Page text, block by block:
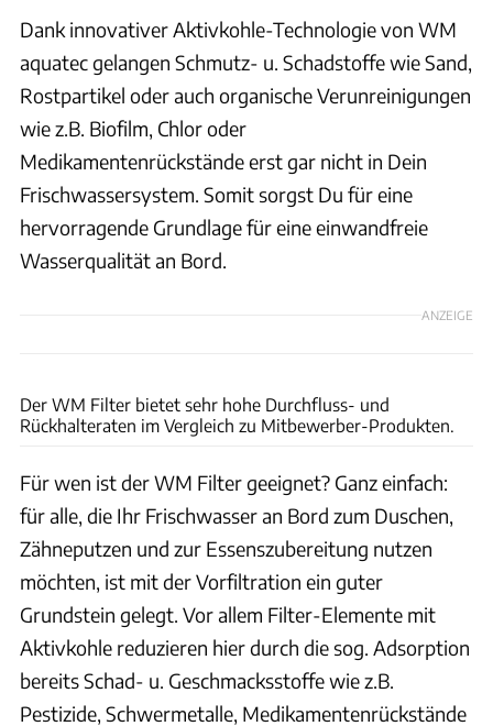
Dank innovativer Aktivkohle-Technologie von WM
aquatec gelangen Schmutz- u. Schadstoffe wie Sand,
Rostpartikel oder auch organische Verunreinigungen
wie z.B. Biofilm, Chlor oder
Medikamentenrückstände erst gar nicht in Dein
Frischwassersystem. Somit sorgst Du für eine
hervorragende Grundlage für eine einwandfreie
Wasserqualität an Bord.
ANZEIGE
Der WM Filter bietet sehr hohe Durchfluss- und
Rückhalteraten im Vergleich zu Mitbewerber-Produkten.
Für wen ist der WM Filter geeignet? Ganz einfach:
für alle, die Ihr Frischwasser an Bord zum Duschen,
Zähneputzen und zur Essenszubereitung nutzen
möchten, ist mit der Vorfiltration ein guter
Grundstein gelegt. Vor allem Filter-Elemente mit
Aktivkohle reduzieren hier durch die sog. Adsorption
bereits Schad- u. Geschmacksstoffe wie z.B.
Pestizide, Schwermetalle, Medikamentenrückstände